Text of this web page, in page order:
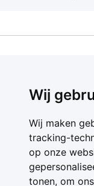
Wij
Wij maken
tracking-
op onze
tonen, om